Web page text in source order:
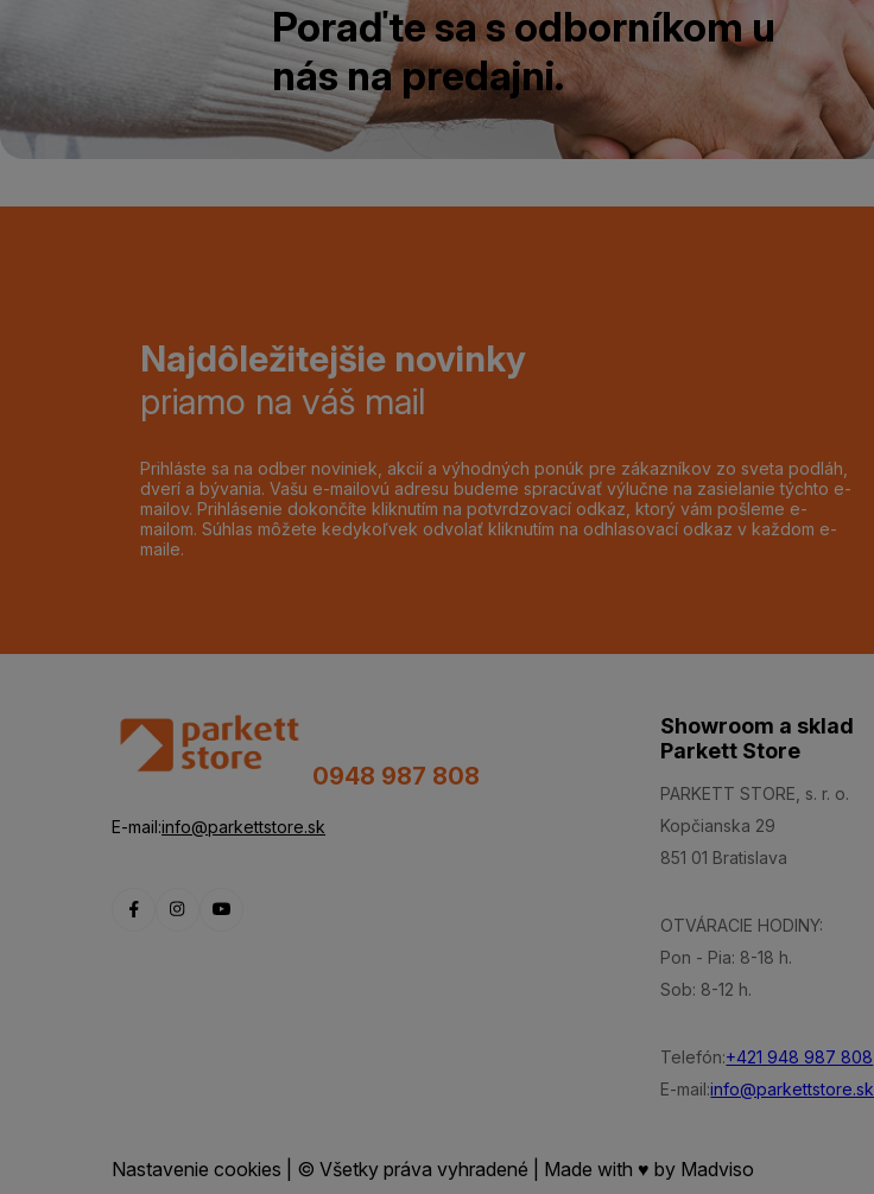
Poraďte sa s odborníkom u
nás na predajni.
Najdôležitejšie novinky
priamo na váš mail
Prihláste sa na odber noviniek, akcií a výhodných ponúk pre zákazníkov zo sveta podláh,
dverí a bývania. Vašu e-mailovú adresu budeme spracúvať výlučne na zasielanie týchto e-
mailov. Prihlásenie dokončíte kliknutím na potvrdzovací odkaz, ktorý vám pošleme e-
mailom. Súhlas môžete kedykoľvek odvolať kliknutím na odhlasovací odkaz v každom e-
maile.
0948 987 808
E-mail:info@parkettstore.sk
Showroom a sklad
Parkett Store
PARKETT STORE, s. r. o.
Kopčianska 29
851 01 Bratislava
OTVÁRACIE HODINY:
Pon - Pia: 8-18 h.
Sob: 8-12 h.
Telefón:+421 948 987 808
E-mail:info@parkettstore.sk
Nastavenie cookies | © Všetky práva vyhradené | Made with ♥ by Madviso